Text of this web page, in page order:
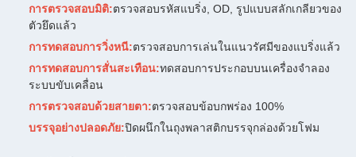
การตรวจสอบมิติ:ตรวจสอบรหัสแบริ่ง, OD, รูปแบบสลักเกลียวของ
ตัวยึดแล้ว
การทดสอบการวิ่งหนี:ตรวจสอบการเล่นในแนวรัศมีของแบริ่งแล้ว
การทดสอบการสั่นสะเทือน:ทดสอบการประกอบบนเครื่องจำลอง
ระบบขับเคลื่อน
การตรวจสอบด้วยสายตา:ตรวจสอบข้อบกพร่อง 100%
บรรจุอย่างปลอดภัย:ปิดผนึกในถุงพลาสติกบรรจุกล่องด้วยโฟม